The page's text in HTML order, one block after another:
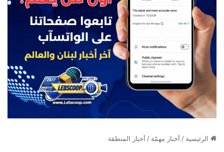
الرئيسية / أخبار مهمّة / أخبار المنطقة